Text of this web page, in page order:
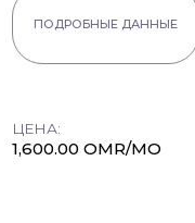
ПОДРОБНЫЕ ДАННЫЕ
ЦЕНА:
1,600.00 OMR/MO